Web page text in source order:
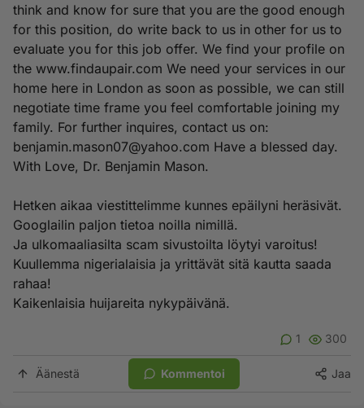
think and know for sure that you are the good enough
for this position, do write back to us in other for us to
evaluate you for this job offer. We find your profile on
the www.findaupair.com We need your services in our
home here in London as soon as possible, we can still
negotiate time frame you feel comfortable joining my
family. For further inquires, contact us on:
benjamin.mason07@yahoo.com Have a blessed day.
With Love, Dr. Benjamin Mason.
Hetken aikaa viestittelimme kunnes epäilyni heräsivät.
Googlailin paljon tietoa noilla nimillä.
Ja ulkomaaliasilta scam sivustoilta löytyi varoitus!
Kuullemma nigerialaisia ja yrittävät sitä kautta saada
rahaa!
Kaikenlaisia huijareita nykypäivänä.
1 300
Äänestä Kommentoi Jaa